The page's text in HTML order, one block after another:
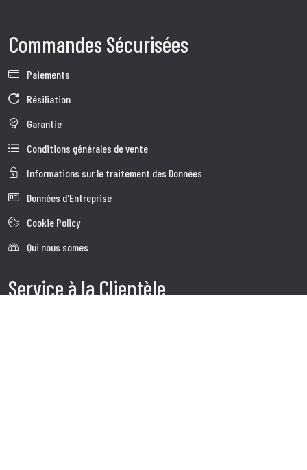
Commandes Sécurisées
Paiements
Résiliation
Garantie
Conditions générales de vente
Informations sur le traitement des Données
Données d'Entreprise
Cookie Policy
Qui nous somes
Service à la Clientèle